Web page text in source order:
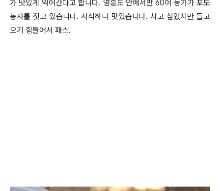
가 맛있게 익어간다고 합니다. 영흥도 안에서만 60여 농가가 포도
농사를 짓고 있습니다. 시식하니 맛있습니다. 사고 싶었지만 들고
오기 힘들어서 패스.